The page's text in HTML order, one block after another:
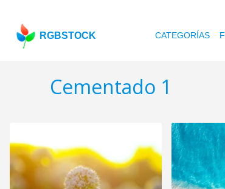
RGBSTOCK CATEGORÍAS
Cementado 1